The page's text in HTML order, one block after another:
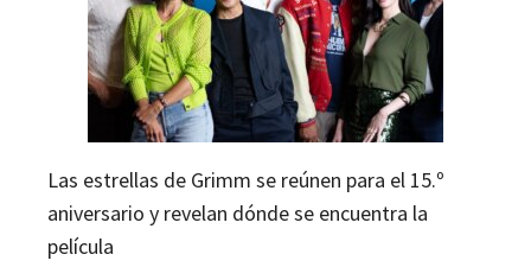
Las estrellas de Grimm se reúnen para el 15.º
aniversario y revelan dónde se encuentra la
película